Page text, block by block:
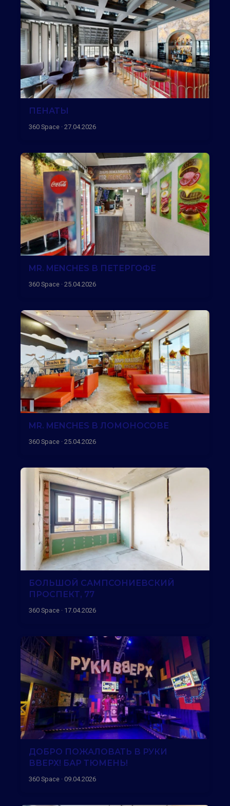
ПЕНАТЫ
360 Space · 27.04.2026
MR. MENCHES В ПЕТЕРГОФЕ
360 Space · 25.04.2026
MR. MENCHES В ЛОМОНОСОВЕ
360 Space · 25.04.2026
БОЛЬШОЙ САМПСОНИЕВСКИЙ
ПРОСПЕКТ, 77
360 Space · 17.04.2026
ДОБРО ПОЖАЛОВАТЬ В РУКИ
ВВЕРХ! БАР ТЮМЕНЬ!
360 Space · 09.04.2026